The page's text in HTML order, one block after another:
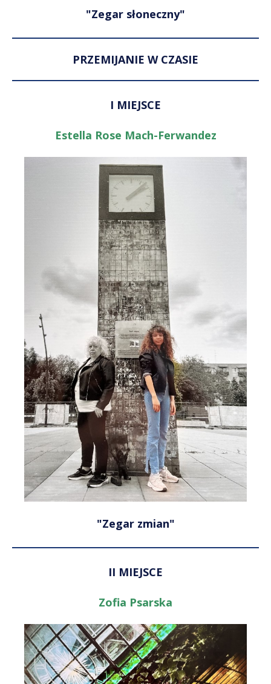
"Zegar słoneczny"
PRZEMIJANIE W CZASIE
I MIEJSCE
Estella Rose Mach-Ferwandez
"Zegar zmian"
II MIEJSCE
Zofia Psarska